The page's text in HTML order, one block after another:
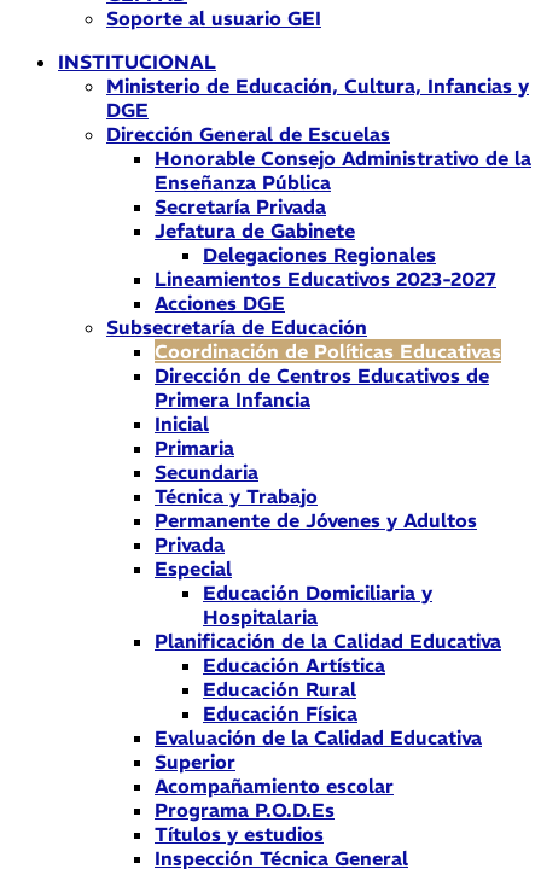
Soporte al usuario GEI
INSTITUCIONAL
Ministerio de Educación, Cultura, Infancias y
DGE
Dirección General de Escuelas
Honorable Consejo Administrativo de la
Enseñanza Pública
Secretaría Privada
Jefatura de Gabinete
Delegaciones Regionales
Lineamientos Educativos 2023-2027
Acciones DGE
Subsecretaría de Educación
Coordinación de Políticas Educativas
Dirección de Centros Educativos de
Primera Infancia
Inicial
Primaria
Secundaria
Técnica y Trabajo
Permanente de Jóvenes y Adultos
Privada
Especial
Educación Domiciliaria y
Hospitalaria
Planificación de la Calidad Educativa
Educación Artística
Educación Rural
Educación Física
Evaluación de la Calidad Educativa
Superior
Acompañamiento escolar
Programa P.O.D.Es
Títulos y estudios
Inspección Técnica General